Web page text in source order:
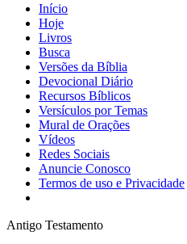
Início
Hoje
Livros
Busca
Versões da Bíblia
Devocional Diário
Recursos Bíblicos
Versículos por Temas
Mural de Orações
Vídeos
Redes Sociais
Anuncie Conosco
Termos de uso e Privacidade
Antigo Testamento